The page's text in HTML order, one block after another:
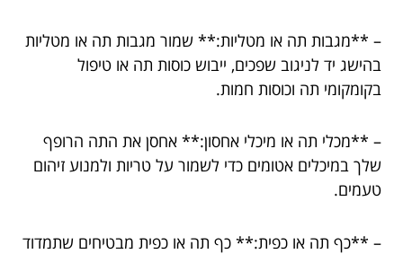
– **מגבות תה או מטליות:** שמור מגבות תה או מטליות
בהישג יד לניגוב שפכים, ייבוש כוסות תה או טיפול
בקומקומי תה וכוסות חמות.
– **מכלי תה או מיכלי אחסון:** אחסן את התה הרופף
שלך במיכלים אטומים כדי לשמור על טריות ולמנוע זיהום
טעמים.
– **כף תה או כפית:** כף תה או כפית מבטיחים שתמדוד